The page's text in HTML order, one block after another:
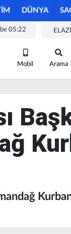
DÜNYA
05:22
Mobil Arama